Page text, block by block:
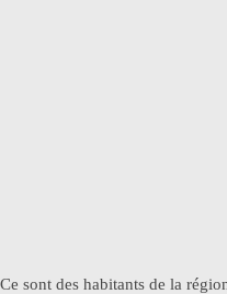
Ce sont des habitants de la